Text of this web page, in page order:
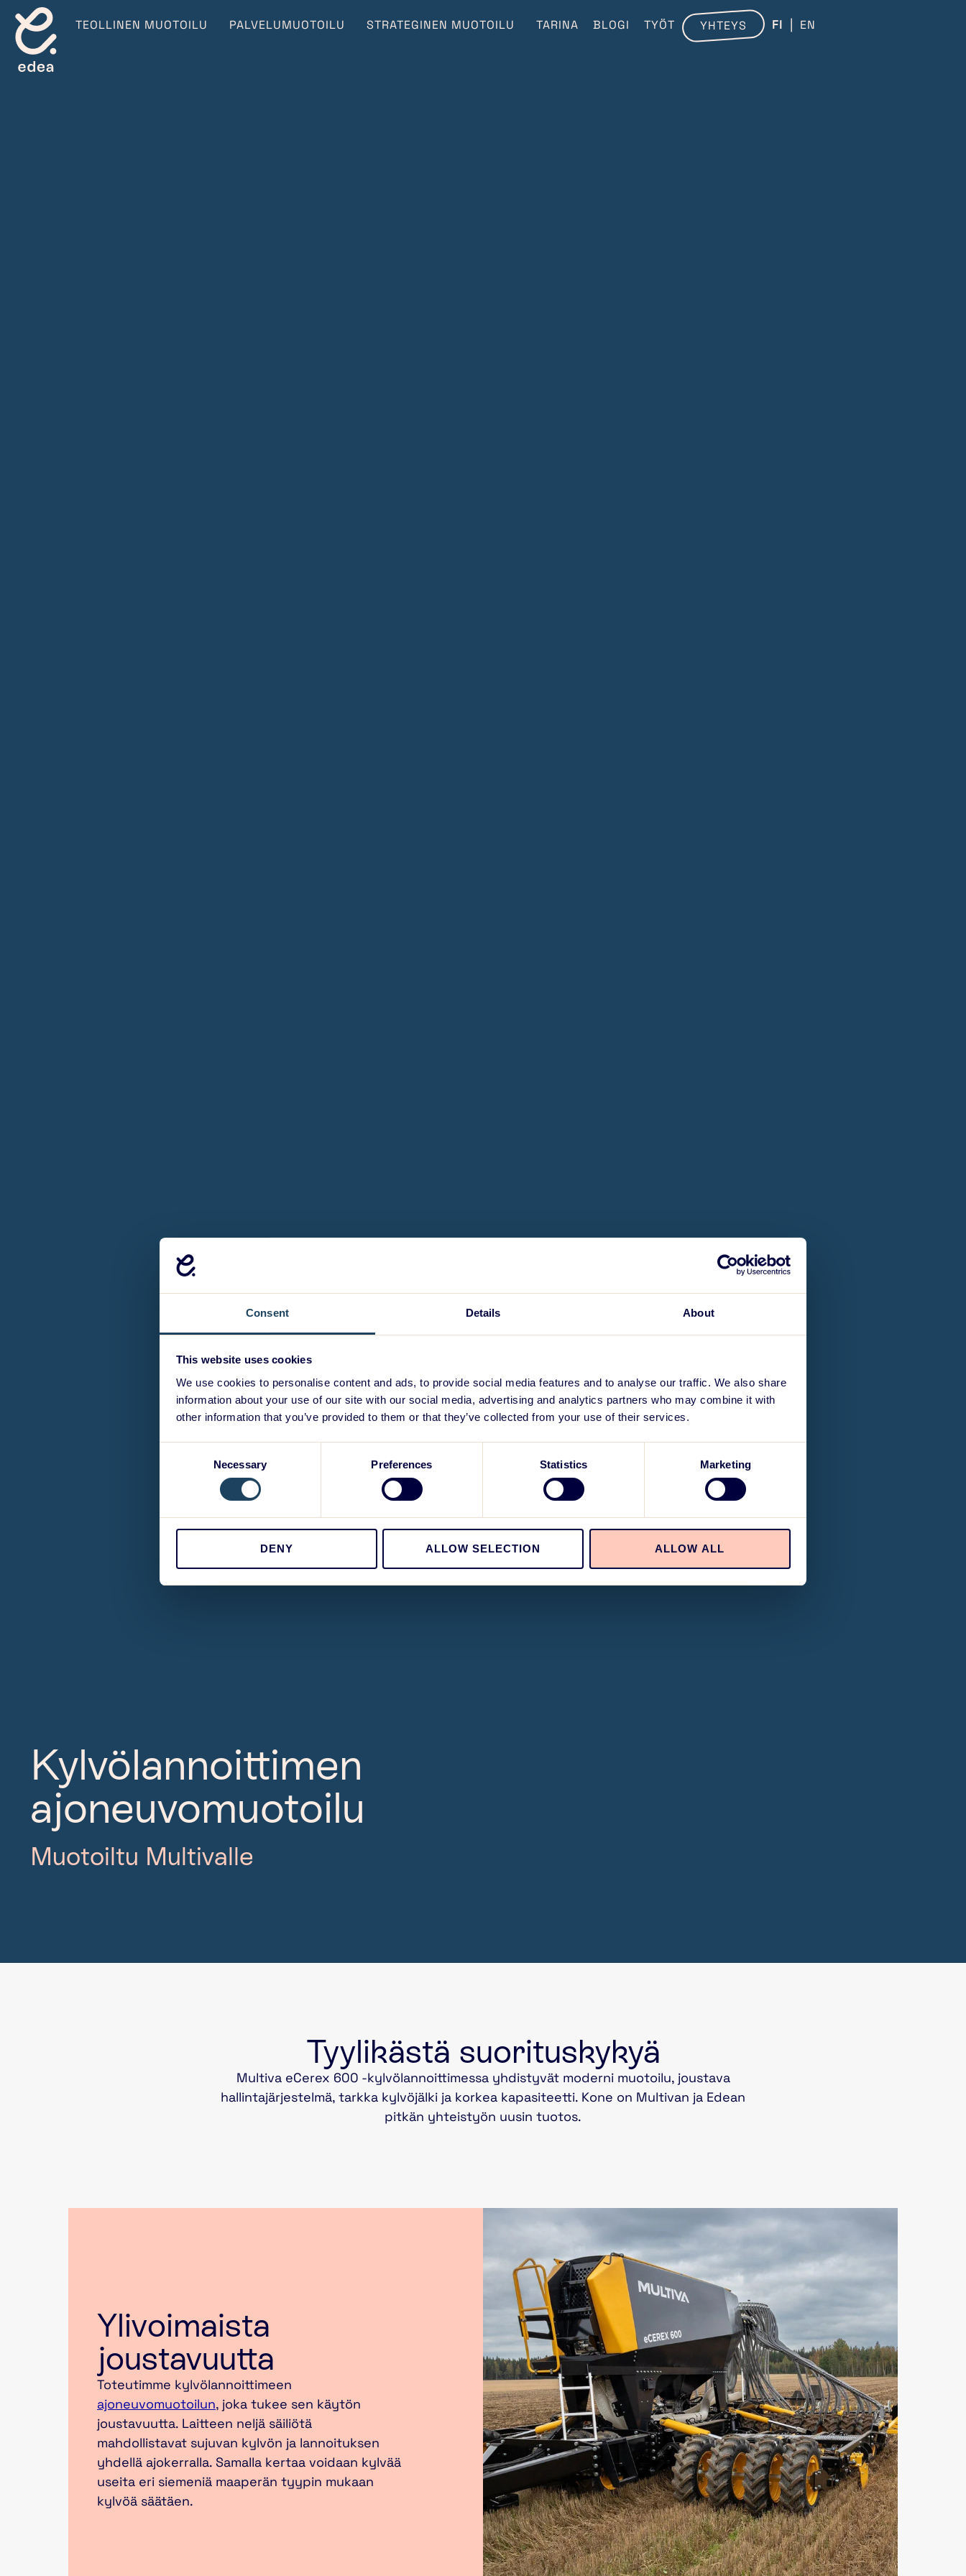
Consent Details About
This website uses cookies
We use cookies to personalise content and ads, to provide social media features and to analyse our traffic. We also share
information about your use of our site with our social media, advertising and analytics partners who may combine it with
other information that you’ve provided to them or that they’ve collected from your use of their services.
Necessary Preferences Statistics Marketing
DENY ALLOW SELECTION ALLOW ALL
TEOLLINEN MUOTOILU PALVELUMUOTOILU STRATEGINEN MUOTOILU TARINA BLOGI TYÖT YHTEYS FI EN
Kylvölannoittimen
ajoneuvomuotoilu
Muotoiltu Multivalle
Tyylikästä suorituskykyä
Multiva eCerex 600 -kylvölannoittimessa yhdistyvät moderni muotoilu, joustava
hallintajärjestelmä, tarkka kylvöjälki ja korkea kapasiteetti. Kone on Multivan ja Edean
pitkän yhteistyön uusin tuotos.
Ylivoimaista
joustavuutta
Toteutimme kylvölannoittimeen
ajoneuvomuotoilun, joka tukee sen käytön
joustavuutta. Laitteen neljä säiliötä
mahdollistavat sujuvan kylvön ja lannoituksen
yhdellä ajokerralla. Samalla kertaa voidaan kylvää
useita eri siemeniä maaperän tyypin mukaan
kylvöä säätäen.